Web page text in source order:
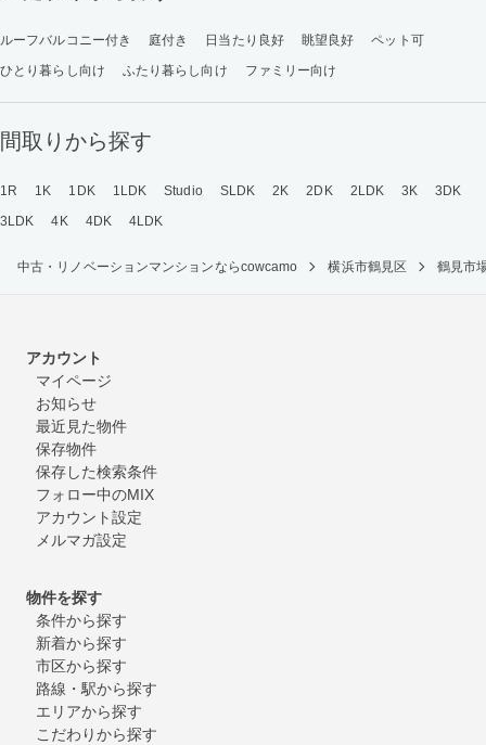
ルーフバルコニー付き 庭付き 日当たり良好 眺望良好
ペット可
ひとり暮らし向け
ふたり暮らし向け ファミリー向け
間取りから探す
1R 1K 1DK 1LDK Studio SLDK 2K 2DK 2LDK 3K
3DK
3LDK
4K 4DK 4LDK
中古・リノベーションマンションならcowcamo 横浜市鶴見区 鶴見市
アカウント
マイページ
お知らせ
最近見た物件
保存物件
保存した検索条件
フォロー中のMIX
アカウント設定
メルマガ設定
物件を探す
条件から探す
新着から探す
市区から探す
路線・駅から探す
エリアから探す
こだわりから探す